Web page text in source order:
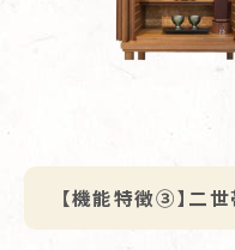
【機能特徴③】二